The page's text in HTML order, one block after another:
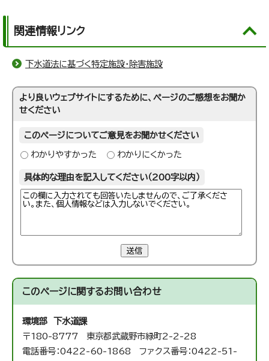
関連情報リンク
下水道法に基づく特定施設・除害施設
より良いウェブサイトにするために、ページのご感想をお聞か
せください
このページについてご意見をお聞かせください
わかりやすかった わかりにくかった
具体的な理由を記入してください（200字以内）
送信
このページに関するお問い合わせ
環境部 下水道課
〒180-8777 東京都武蔵野市緑町2-2-28
電話番号：0422-60-1868 ファクス番号：0422-51-